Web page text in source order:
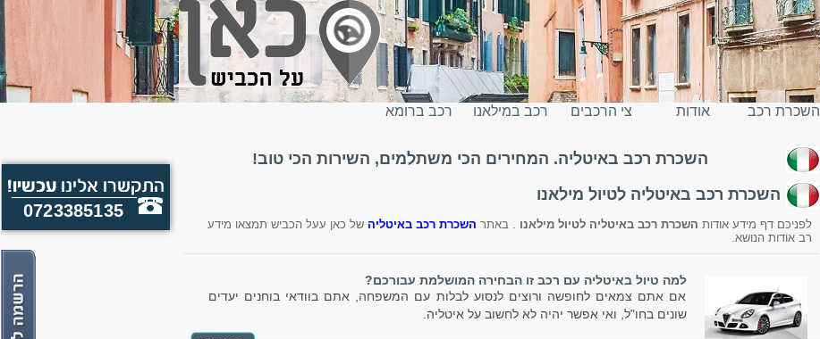
0723385135
השכרת רכב
באיטליה
אודות צי הרכבים רכב במילאנו רכב ברומא
השכרת רכב באיטליה. המחירים הכי משתלמים, השירות הכי טוב!
השכרת רכב באיטליה לטיול מילאנו
לפניכם דף מידע אודות השכרת רכב באיטליה לטיול מילאנו . באתר השכרת רכב באיטליה של כאן עעל הכביש תמצאו מידע
רב אודות הנושא.
למה טיול באיטליה עם רכב זו הבחירה המושלמת עבורכם?
אם אתם צמאים לחופשה ורוצים לנסוע לבלות עם המשפחה, אתם בוודאי בוחנים יעדים
שונים בחו"ל, ואי אפשר יהיה לא לחשוב על איטליה.